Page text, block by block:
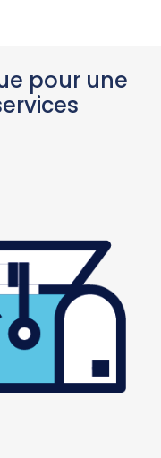
pour une